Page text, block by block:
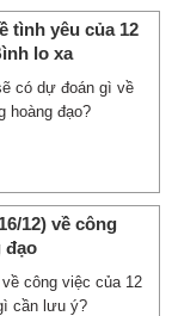
tình yêu của 12
lo xa
có dự đoán gì về
hoàng đạo?
12) về công
đạo
công việc của 12
cần lưu ý?